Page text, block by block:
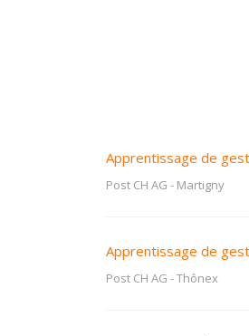
Apprentissage de
Post CH AG - Martigny
Apprentissage de
Post CH AG -Thônex